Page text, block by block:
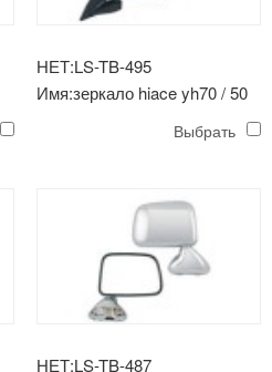
НЕТ:LS-TB-495
Имя:зеркало hiace yh70 / 50
Выбрать
НЕТ:LS-TB-487